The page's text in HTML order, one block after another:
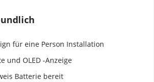
für eine Person Installation
und OLED -Anzeige
Batterie bereit